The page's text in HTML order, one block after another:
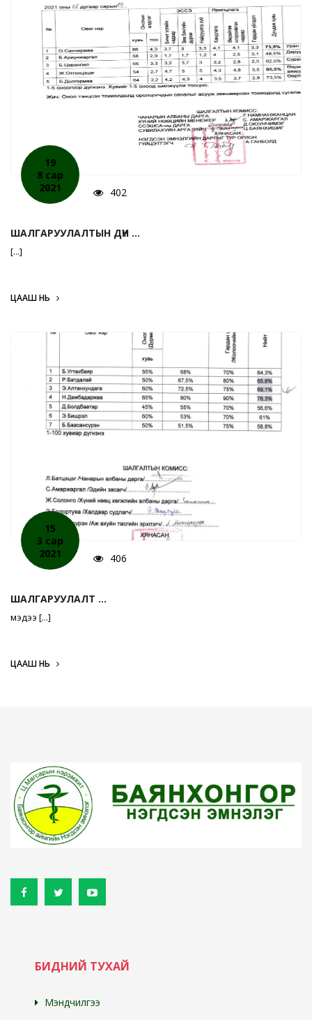
19
8 сар
2021
402
ШАЛГАРУУЛАЛТЫН ДҮН ...
[...]
ЦААШ НЬ
15
3 сар
2021
406
ШАЛГАРУУЛАЛТ ...
мэдээ [...]
ЦААШ НЬ
БИДНИЙ ТУХАЙ
Мэндчилгээ